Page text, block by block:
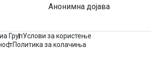
Анонимна дојава
ГрупУслови за користење
Политика за колачиња